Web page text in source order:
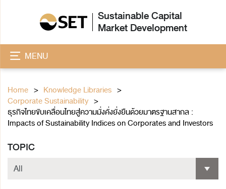
Sustainable Capital
Market Development
MENU
Home
Knowledge Libraries
Corporate Sustainability
ธุรกิจไทยขับเคลื่อนไทยสู่ความมั่งคั่งยั่งยืนด้วยมาตรฐานสากล :
Impacts of Sustainability Indices on Corporates and Investors
TOPIC